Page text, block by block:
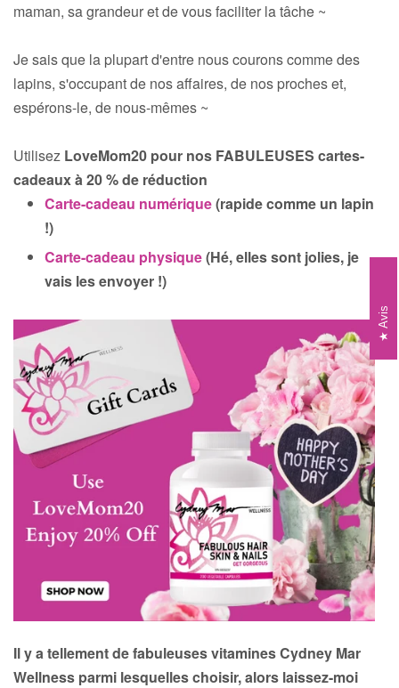
maman, sa grandeur et de vous faciliter la tâche ~
Je sais que la plupart d'entre nous courons comme des
lapins, s'occupant de nos affaires, de nos proches et,
espérons-le, de nous-mêmes ~
Utilisez LoveMom20 pour nos FABULEUSES cartes-
cadeaux à 20 % de réduction
Carte-cadeau numérique(rapide comme un lapin
!)
Carte-cadeau physique(Hé, elles sont jolies, je
vais les envoyer !)
Il y a tellement de fabuleuses vitamines Cydney Mar
Wellness parmi lesquelles choisir, alors laissez-moi
Avis